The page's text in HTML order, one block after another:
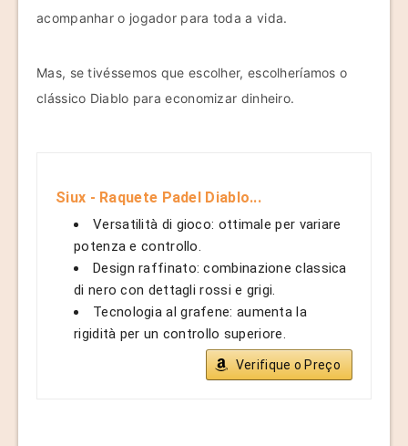
acompanhar o jogador para toda a vida.
Mas, se tivéssemos que escolher, escolheríamos o
clássico Diablo para economizar dinheiro.
Siux - Raquete Padel Diablo...
Versatilità di gioco: ottimale per variare
potenza e controllo.
Design raffinato: combinazione classica
di nero con dettagli rossi e grigi.
Tecnologia al grafene: aumenta la
rigidità per un controllo superiore.
Verifique o Preço